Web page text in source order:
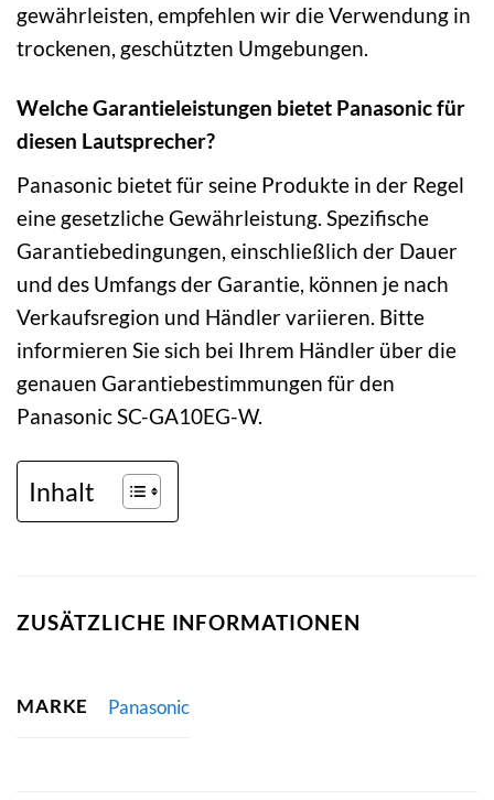
gewährleisten, empfehlen wir die Verwendung in
trockenen, geschützten Umgebungen.
Welche Garantieleistungen bietet Panasonic für
diesen Lautsprecher?
Panasonic bietet für seine Produkte in der Regel
eine gesetzliche Gewährleistung. Spezifische
Garantiebedingungen, einschließlich der Dauer
und des Umfangs der Garantie, können je nach
Verkaufsregion und Händler variieren. Bitte
informieren Sie sich bei Ihrem Händler über die
genauen Garantiebestimmungen für den
Panasonic SC-GA10EG-W.
Inhalt
ZUSÄTZLICHE INFORMATIONEN
MARKE Panasonic